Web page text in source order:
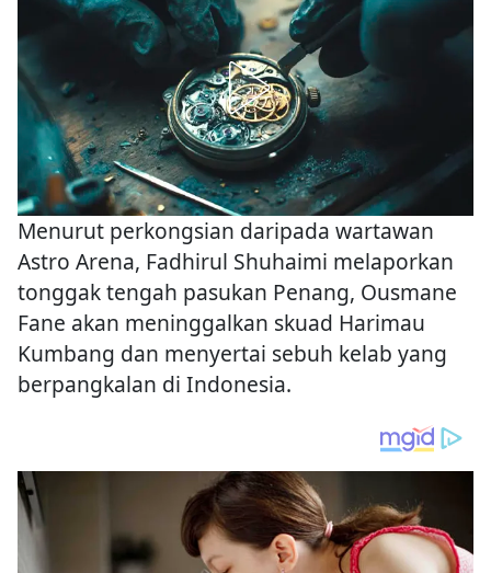
Menurut perkongsian daripada wartawan
Astro Arena, Fadhirul Shuhaimi melaporkan
tonggak tengah pasukan Penang, Ousmane
Fane akan meninggalkan skuad Harimau
Kumbang dan menyertai sebuh kelab yang
berpangkalan di Indonesia.